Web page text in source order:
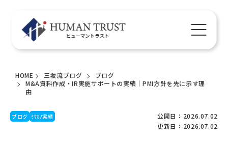
HOME 三坂流ブログ
ブログ
M&A資料作成・IR実施サポートの実績｜PMI方針を先に示す理
由
ブログ ﾐｻｶﾉ実績
公開日：2026.07.02
更新日：2026.07.02